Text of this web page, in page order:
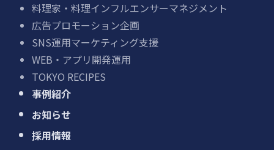
料理家・料理インフルエンサーマネジメント
広告プロモーション企画
SNS運用マーケティング支援
WEB・アプリ開発運用
TOKYO RECIPES
事例紹介
お知らせ
採用情報